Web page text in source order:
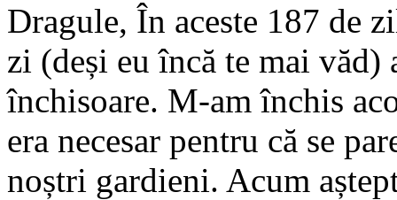
Dragule, În aceste 187 de
zi (deși eu încă te mai
închisoare. M-am închis
era necesar pentru că se
noștri gardieni. Acum